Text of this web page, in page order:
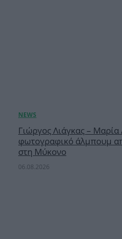
Γιώργος Λιάγκας –
φωτογραφικό άλμπουμ
στη Μύκονο
06.08.2026